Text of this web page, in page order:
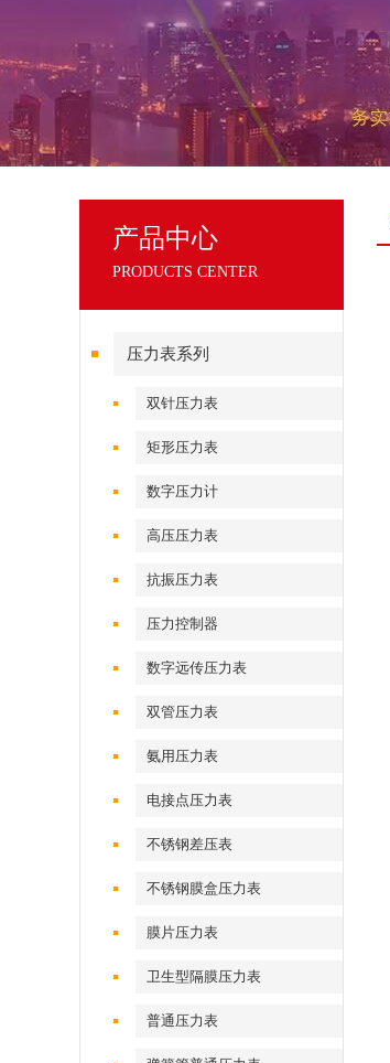
产品中心
PRODUCTS CENTER
压力表系列
双针压力表
矩形压力表
数字压力计
高压压力表
抗振压力表
压力控制器
数字远传压力表
双管压力表
氨用压力表
电接点压力表
不锈钢差压表
不锈钢膜盒压力表
膜片压力表
卫生型隔膜压力表
普通压力表